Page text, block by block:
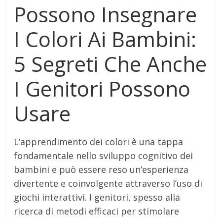
Possono Insegnare
I Colori Ai Bambini:
5 Segreti Che Anche
I Genitori Possono
Usare
L’apprendimento dei colori è una tappa
fondamentale nello sviluppo cognitivo dei
bambini e può essere reso un’esperienza
divertente e coinvolgente attraverso l’uso di
giochi interattivi. I genitori, spesso alla
ricerca di metodi efficaci per stimolare